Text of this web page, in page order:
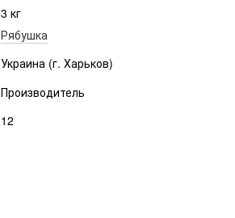
3 кг
Рябушка
Украина (г. Харьков)
Производитель
12